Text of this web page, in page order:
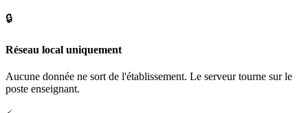
🔒
Réseau local uniquement
Aucune donnée ne sort de l'établissement. Le serveur tourne sur le
poste enseignant.